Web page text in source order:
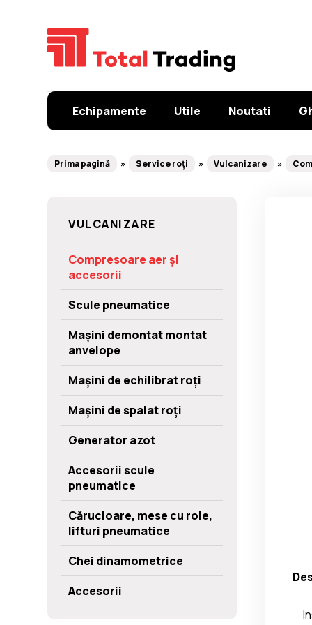
Echipamente Utile Noutati
Prima pagină Service roți Vulcanizare
VULCANIZARE
Compresoare aer și
accesorii
Scule pneumatice
Mașini demontat montat
anvelope
Mașini de echilibrat roți
Mașini de spalat roți
Generator azot
Accesorii scule
pneumatice
Cărucioare, mese cu role,
lifturi pneumatice
Chei dinamometrice
Accesorii